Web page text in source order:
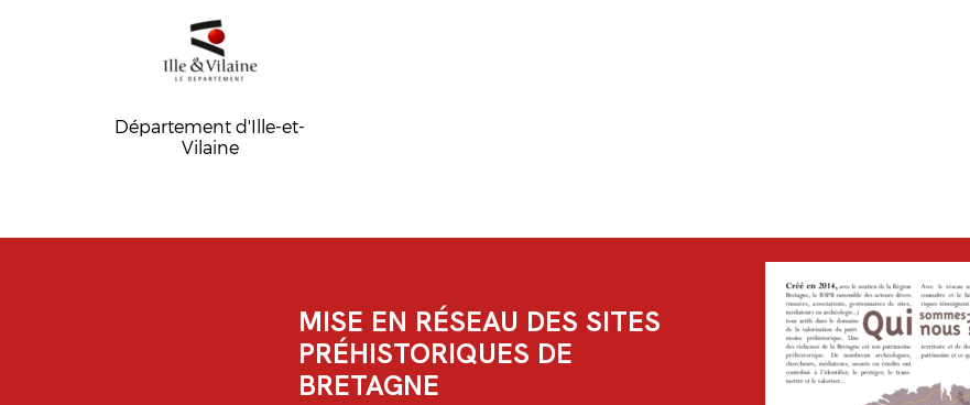
Département d'Ille-et-
Vilaine
MISE EN RÉSEAU DES SITES
PRÉHISTORIQUES DE
BRETAGNE